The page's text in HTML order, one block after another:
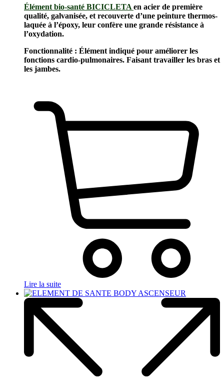
Élément bio-santé BICICLETA en acier de première
qualité, galvanisée, et recouverte d’une peinture thermos-
laquée à l’époxy, leur confère une grande résistance à
l’oxydation.
Fonctionnalité : Élément indiqué pour améliorer les
fonctions cardio-pulmonaires. Faisant travailler les bras et
les jambes.
Lire la suite